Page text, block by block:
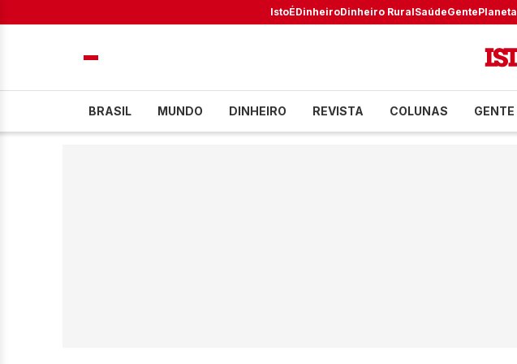
IstoÉDinheiroDinheiro RuralSaúdeGentePlaneta
BRASIL MUNDO DINHEIRO REVISTA COLUNAS GENTE